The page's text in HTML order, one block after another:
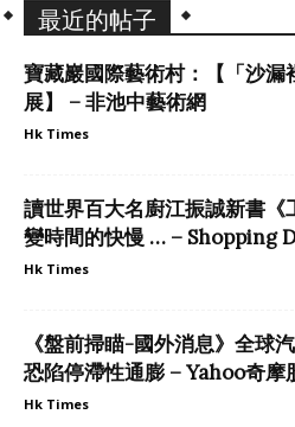
最近的帖子
寶藏巖國際藝術村：【「沙
展】 – 非池中藝術網
Hk Times
讀世界百大名廚江振誠新書
變時間的快慢 … – Shopping
Hk Times
《盤前掃瞄-國外消息》全球
恐陷停滯性通膨 – Yahoo奇摩
Hk Times